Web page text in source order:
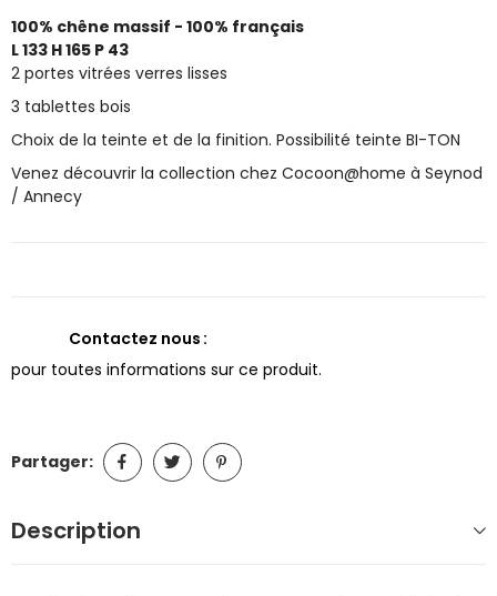
100% chêne massif - 100% français
L 133 H 165 P 43
2 portes vitrées verres lisses
3 tablettes bois
Choix de la teinte et de la finition. Possibilité teinte BI-TON
Venez découvrir la collection chez Cocoon@home à Seynod
/ Annecy
Contactez nous
pour toutes informations sur ce produit.
Partager:
Description